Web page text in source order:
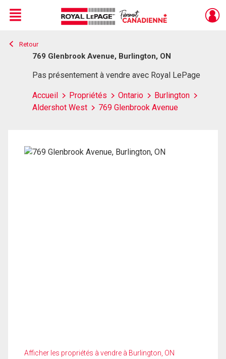
Live
En Direct
Menu
Retour
769 Glenbrook Avenue, Burlington, ON
Pas présentement à vendre avec Royal LePage
Accueil Propriétés Ontario
Burlington
Aldershot West
769 Glenbrook Avenue
Afficher les propriétés à vendre à Burlington, ON